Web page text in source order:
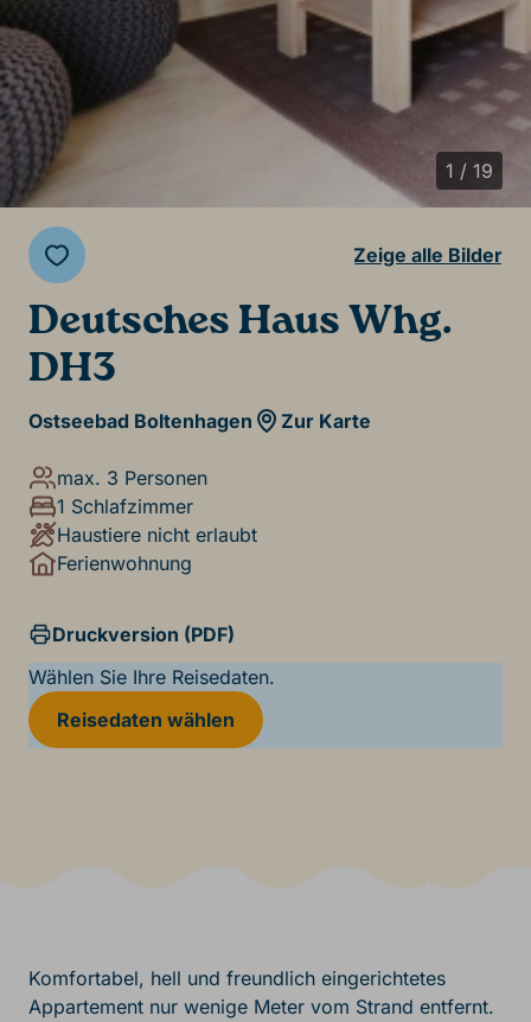
1 / 19
Zeige alle Bilder
Deutsches Haus Whg.
DH3
Ostseebad Boltenhagen Zur Karte
max. 3 Personen
1 Schlafzimmer
Haustiere nicht erlaubt
Ferienwohnung
Druckversion (PDF)
Wählen Sie Ihre Reisedaten.
Reisedaten wählen
Komfortabel, hell und freundlich eingerichtetes
Appartement nur wenige Meter vom Strand entfernt.